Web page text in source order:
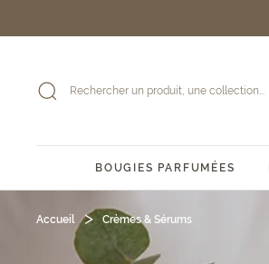
au
BOUGIES PARFUMÉES
Accueil Crèmes & Sérums